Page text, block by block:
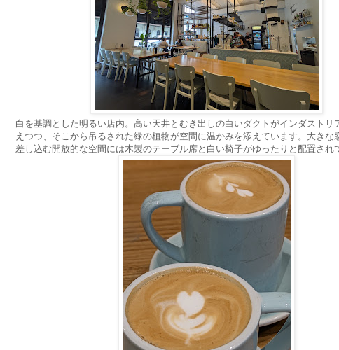
白を基調とした明るい店内。高い天井とむき出しの白いダクトがインダストリ
えつつ、そこから吊るされた緑の植物が空間に温かみを添えています。大きな
差し込む開放的な空間には木製のテーブル席と白い椅子がゆったりと配置され